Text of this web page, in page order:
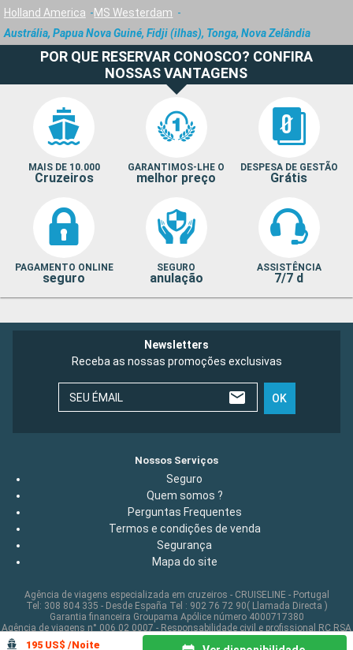
195 US$ /Noite
Holland America
MS Westerdam
Austrália, Papua Nova Guiné, Fidji (ilhas), Tonga, Nova Zelândia
POR QUE RESERVAR CONOSCO? CONFIRA
NOSSAS VANTAGENS
MAIS DE 10.000
Cruzeiros
GARANTIMOS-LHE O
melhor preço
DESPESA DE GESTÃO
Grátis
PAGAMENTO ONLINE
seguro
SEGURO
anulação
ASSISTÊNCIA
7/7 d
Newsletters
Receba as nossas promoções exclusivas
SEU ÉMAIL OK
Nossos Serviços
Seguro
Quem somos ?
Perguntas Frequentes
Termos e condições de venda
Segurança
Mapa do site
Agência de viagens especializada em cruzeiros - CRUISELINE - Portugal
Tel: 308 804 335 - Desde España Tel : 902 76 72 90( Llamada Directa )
Garantia financeira Groupama Apólice número 4000717380
Agência de viagens n° 006 02 0007 - Responsabilidade civil e profissional RC RSA
de 10 000 000 EUROS© CRUISELINE 2026 - all rights reserved